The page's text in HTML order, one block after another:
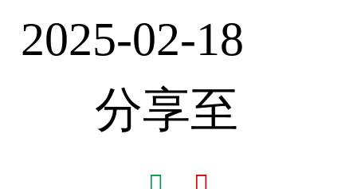
2025-02-18
分享至